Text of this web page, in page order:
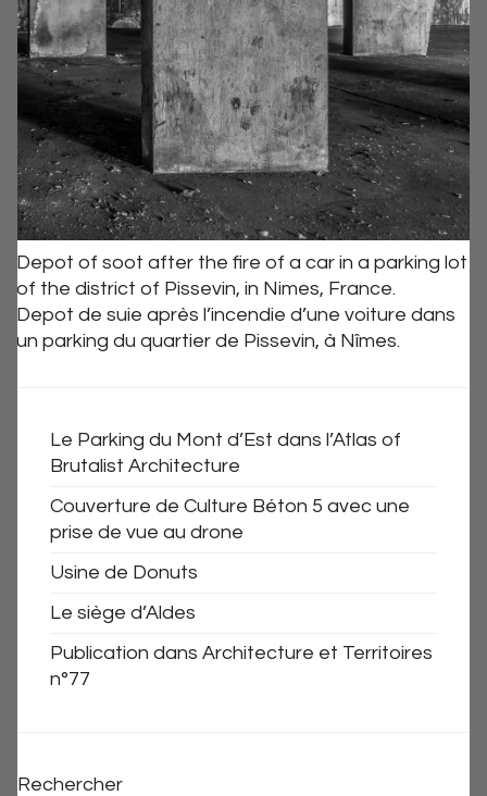
Depot of soot after the fire of a car in a parking lot
of the district of Pissevin, in Nimes, France.
Depot de suie après l’incendie d’une voiture dans
un parking du quartier de Pissevin, à Nîmes.
Le Parking du Mont d’Est dans l’Atlas of
Brutalist Architecture
Couverture de Culture Béton 5 avec une
prise de vue au drone
Usine de Donuts
Le siège d’Aldes
Publication dans Architecture et Territoires
n°77
Rechercher